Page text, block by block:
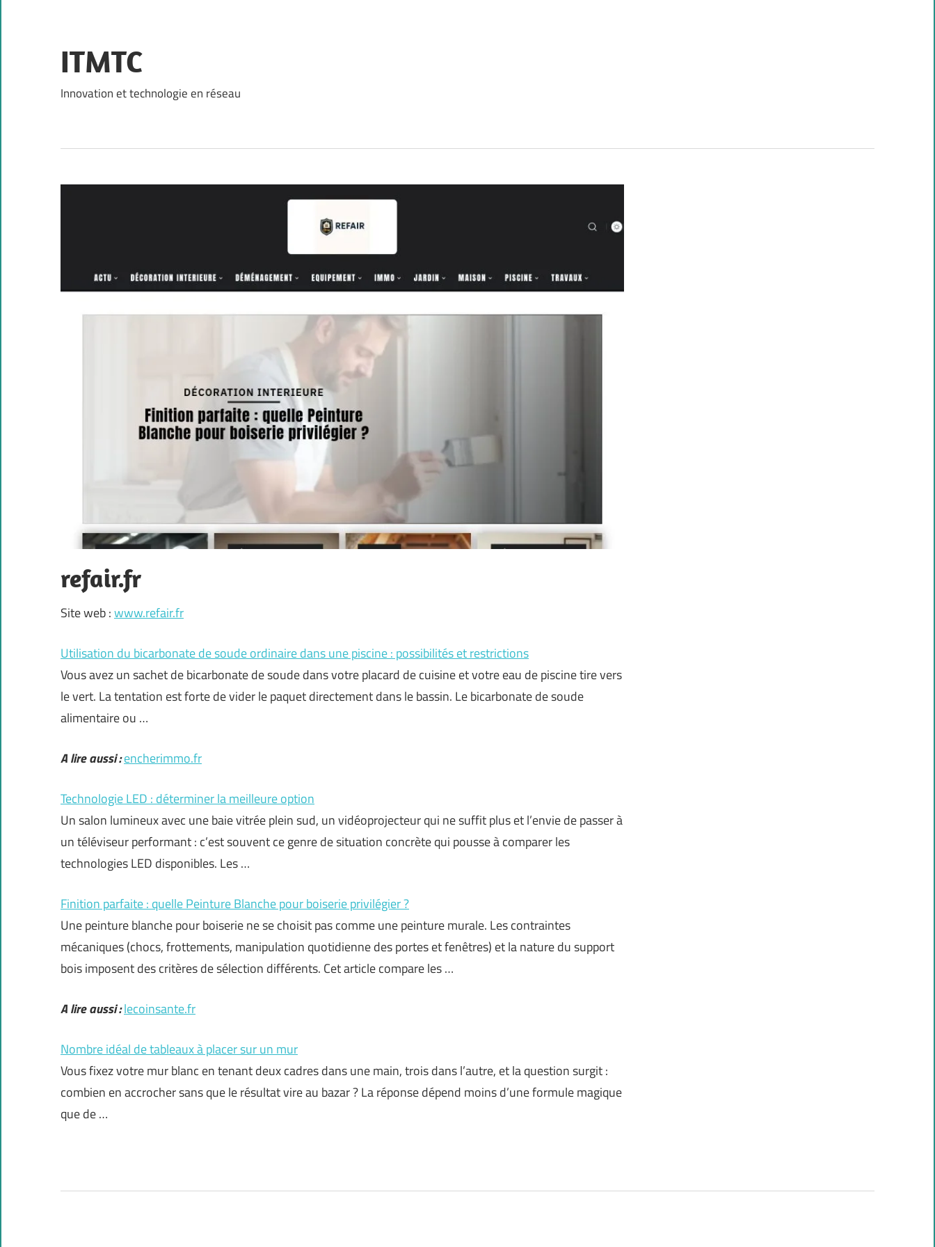
content
ITMTC
Innovation et technologie en réseau
refair.fr
Site web :www.refair.fr
Utilisation du bicarbonate de soude ordinaire dans une piscine : possibilités et restrictions
Vous avez un sachet de bicarbonate de soude dans votre placard de cuisine et votre eau de piscine tire vers
le vert. La tentation est forte de vider le paquet directement dans le bassin. Le bicarbonate de soude
alimentaire ou …
A lire aussi :encherimmo.fr
Technologie LED : déterminer la meilleure option
Un salon lumineux avec une baie vitrée plein sud, un vidéoprojecteur qui ne suffit plus et l’envie de passer à
un téléviseur performant : c’est souvent ce genre de situation concrète qui pousse à comparer les
technologies LED disponibles. Les …
Finition parfaite : quelle Peinture Blanche pour boiserie privilégier ?
Une peinture blanche pour boiserie ne se choisit pas comme une peinture murale. Les contraintes
mécaniques (chocs, frottements, manipulation quotidienne des portes et fenêtres) et la nature du support
bois imposent des critères de sélection différents. Cet article compare les …
A lire aussi :lecoinsante.fr
Nombre idéal de tableaux à placer sur un mur
Vous fixez votre mur blanc en tenant deux cadres dans une main, trois dans l’autre, et la question surgit :
combien en accrocher sans que le résultat vire au bazar ? La réponse dépend moins d’une formule magique
que de …